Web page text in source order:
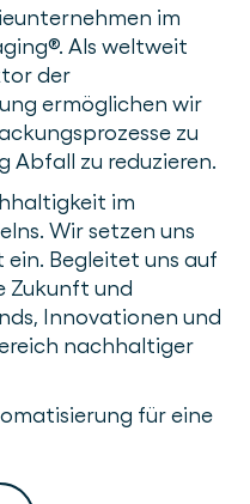
im
Als weltweit
der
ermöglichen wir
zu
Abfall zu reduzieren.
im
Wir setzen uns
Begleitet uns auf
Zukunft und
Innovationen und
nachhaltiger
für eine